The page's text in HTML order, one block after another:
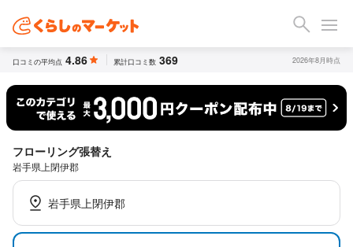
口コミの平均点 4.86 累計口コミ数 369 2026年8月時点
フローリング張替え
岩手県上閉伊郡
岩手県上閉伊郡